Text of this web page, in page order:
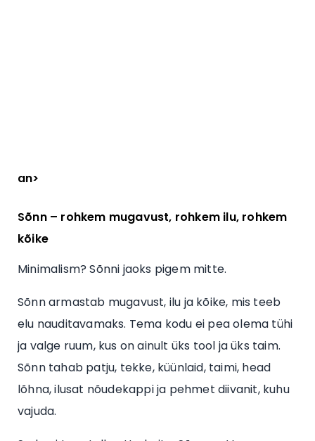
an>
Sõnn – rohkem mugavust, rohkem ilu, rohkem
kõike
Minimalism? Sõnni jaoks pigem mitte.
Sõnn armastab mugavust, ilu ja kõike, mis teeb
elu nauditavamaks. Tema kodu ei pea olema tühi
ja valge ruum, kus on ainult üks tool ja üks taim.
Sõnn tahab patju, tekke, küünlaid, taimi, head
lõhna, ilusat nõudekappi ja pehmet diivanit, kuhu
vajuda.